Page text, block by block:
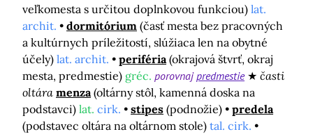
veľkomesta s určitou doplnkovou funkciou) lat.
archit.
dormitórium (časť mesta bez pracovných
a kultúrnych príležitostí, slúžiaca len na obytné
účely) lat. archit. periféria (okrajová štvrť, okraj
mesta, predmestie) gréc. porovnajpredmestie
časti
oltára menza (oltárny stôl, kamenná doska na
podstavci) lat. cirk. stipes (podnožie)
predela
(podstavec oltára na oltárnom stole) tal. cirk.